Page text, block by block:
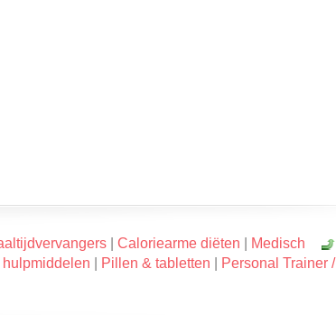
| Caloriearme diëten
Medisch
hulpmiddelen Pillen & tabletten
Personal Trainer /